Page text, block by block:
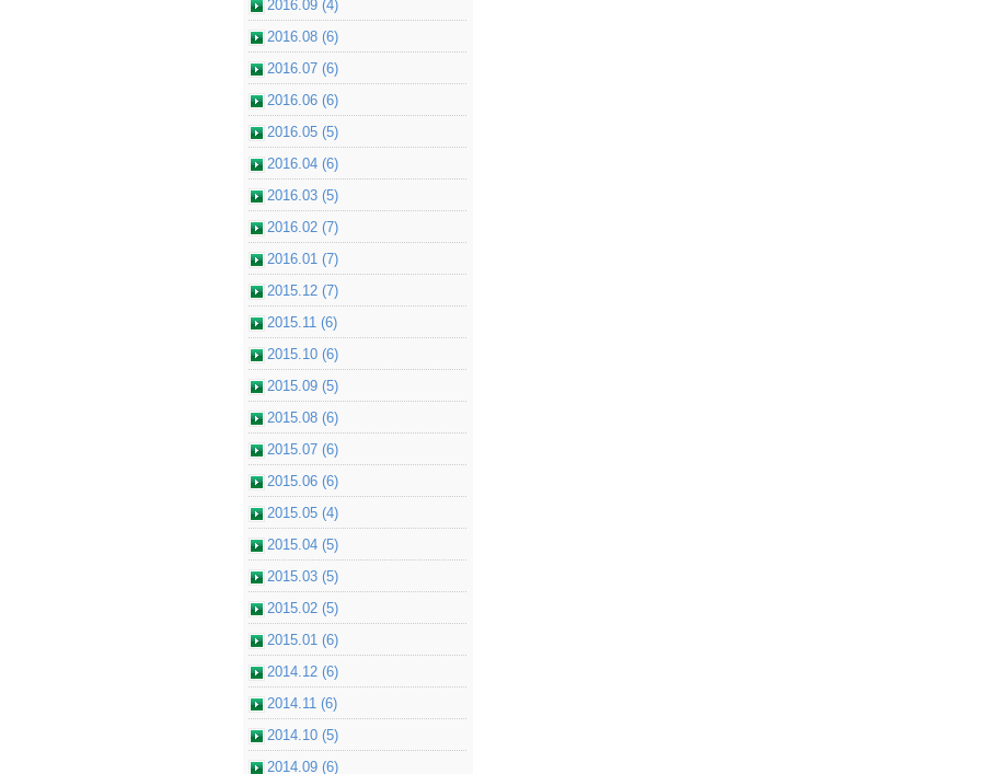
2016.09 (4)
2016.08 (6)
2016.07 (6)
2016.06 (6)
2016.05 (5)
2016.04 (6)
2016.03 (5)
2016.02 (7)
2016.01 (7)
2015.12 (7)
2015.11 (6)
2015.10 (6)
2015.09 (5)
2015.08 (6)
2015.07 (6)
2015.06 (6)
2015.05 (4)
2015.04 (5)
2015.03 (5)
2015.02 (5)
2015.01 (6)
2014.12 (6)
2014.11 (6)
2014.10 (5)
2014.09 (6)